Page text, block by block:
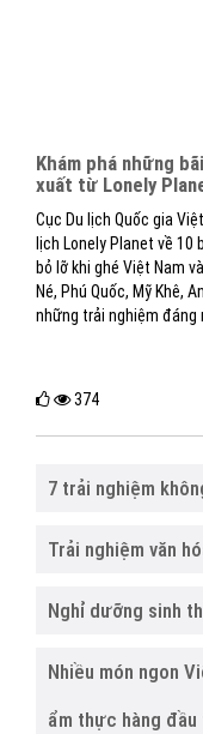
Khám phá những
xuất từ Lonely
Cục Du lịch Quốc gia
lịch Lonely Planet về 10
bỏ lỡ khi ghé Việt Nam
Né, Phú Quốc, Mỹ Khê,
những trải nghiệm đáng
374
7 trải nghiệm
Trải nghiệm văn
Nghỉ dưỡng sinh
Nhiều món ngon
ẩm thực hàng